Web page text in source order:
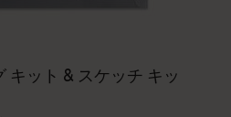
キット & スケッチ キッ